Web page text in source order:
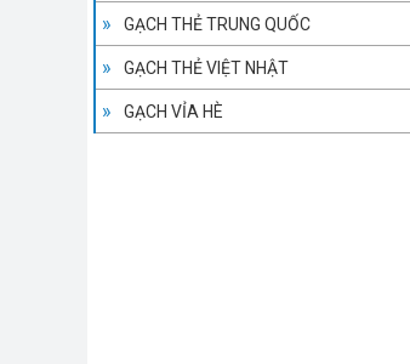
GẠCH THẺ TRUNG QUỐC
GẠCH THẺ VIỆT NHẬT
GẠCH VỈA HÈ